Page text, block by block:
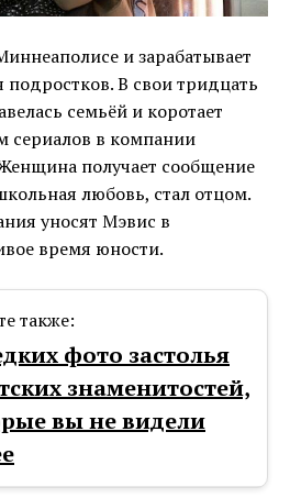
и зарабатывает
В свои тридцать
семьёй и коротает
сериалов в компании
получает сообщение
любовь, стал отцом.
уносят Мэвис в
время юности.
также:
фото застолья
знаменитостей,
вы не видели